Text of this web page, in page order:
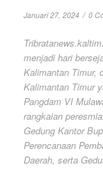
Januari 27, 2024 / 0
menjadi hari
Kalimantan Timur,
Kalimantan Timur
Pangdam VI
rangkaian
Gedung Kantor
Perencanaan
Daerah, serta